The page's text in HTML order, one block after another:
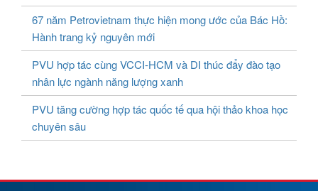
67 năm Petrovietnam thực hiện mong ước của Bác Hồ:
Hành trang kỷ nguyên mới
PVU hợp tác cùng VCCI-HCM và DI thúc đẩy đào tạo
nhân lực ngành năng lượng xanh
PVU tăng cường hợp tác quốc tế qua hội thảo khoa học
chuyên sâu